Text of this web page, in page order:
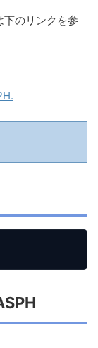
下のリンクを参